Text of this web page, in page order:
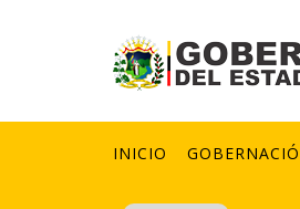
INICIO